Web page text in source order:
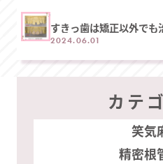
すきっ歯は矯正以外でも
2024.06.01
カテ
笑気
精密根